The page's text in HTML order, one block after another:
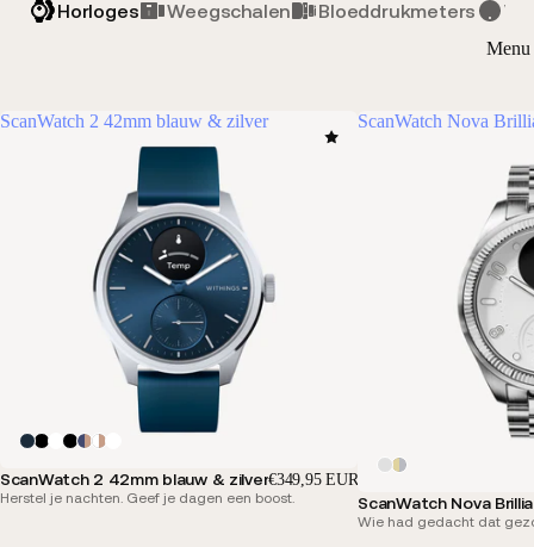
Menu
Horloges Weegschalen Bloeddrukmeters
ScanWatch 2 42mm blauw & zilver
ScanWatch 2 42mm blauw & zilver€349,95 EUR
Herstel je nachten. Geef je dagen een boost.
ScanWatch Nova
ScanWatch Nova
Wie had gedacht dat